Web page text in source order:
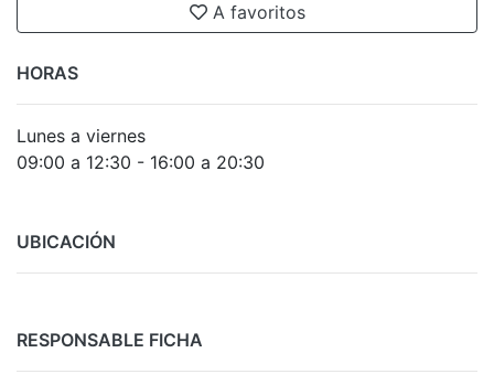
A favoritos
HORAS
Lunes a viernes
09:00 a 12:30 - 16:00 a 20:30
UBICACIÓN
RESPONSABLE FICHA